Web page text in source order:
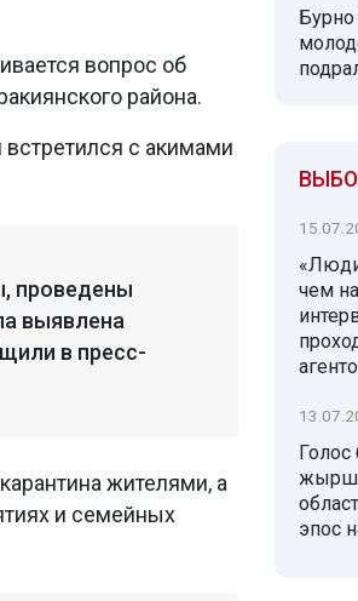
вопрос об
района.
с акимами
проведены
выявлена
в пресс-
жителями, а
и семейных
чем
эпос